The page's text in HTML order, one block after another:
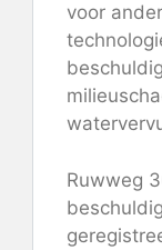
voor
Ruwweg